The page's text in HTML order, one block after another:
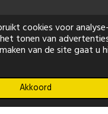
cookies voor analyse-
tonen van
van de site gaat u
Akkoord